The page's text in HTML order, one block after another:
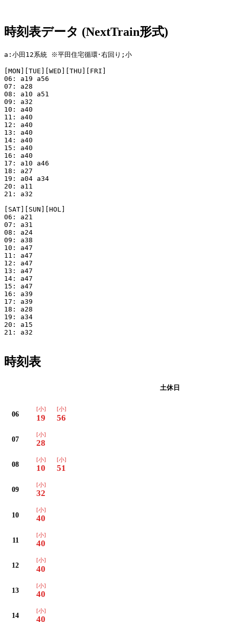
時刻表データ (NextTrain形式)
a:小田12系統 ※平田住宅循環･右回り;小
[MON][TUE][WED][THU][FRI]
06: a19 a56
07: a28
08: a10 a51
09: a32
10: a40
11: a40
12: a40
13: a40
14: a40
15: a40
16: a40
17: a10 a46
18: a27
19: a04 a34
20: a11
21: a32
[SAT][SUN][HOL]
06: a21
07: a31
08: a24
09: a38
10: a47
11: a47
12: a47
13: a47
14: a47
15: a47
16: a39
17: a39
18: a28
19: a34
20: a15
21: a32
時刻表
土休日
06
[小]
19
[小]
56
07
[小]
28
08
[小]
10
[小]
51
09
[小]
32
10
[小]
40
11
[小]
40
12
[小]
40
13
[小]
40
14
[小]
40